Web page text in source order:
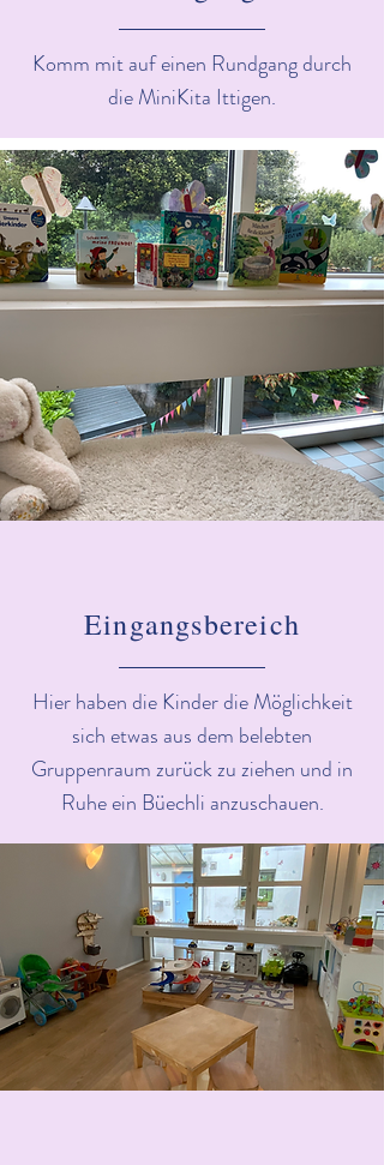
Komm mit auf einen Rundgang durch
die MiniKita Ittigen.
Eingangsbereich
Hier haben die Kinder die Möglichkeit
sich etwas aus dem belebten
Gruppenraum zurück zu ziehen und in
Ruhe ein Büechli anzuschauen.